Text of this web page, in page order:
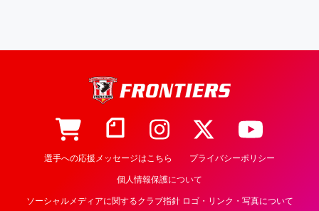
選手への応援メッセージはこちら プライバシーポリシー
個人情報保護について
ソーシャルメディアに関するクラブ指針 ロゴ・リンク・写真について